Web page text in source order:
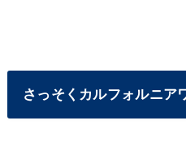
さっそくカルフォルニア